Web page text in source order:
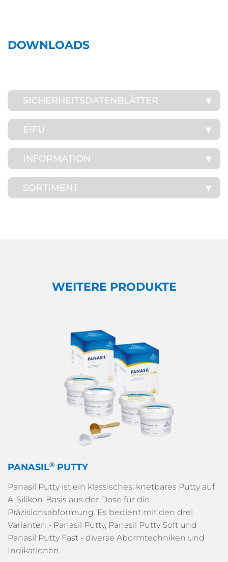
DOWNLOADS
SICHERHEITSDATENBLÄTTER
EIFU
INFORMATION
SORTIMENT
WEITERE PRODUKTE
PANASIL® PUTTY
Panasil Putty ist ein klassisches, knetbares Putty auf
A-Silikon-Basis aus der Dose für die
Präzisionsabformung. Es bedient mit den drei
Varianten - Panasil Putty, Panasil Putty Soft und
Panasil Putty Fast - diverse Abormtechniken und
Indikationen.